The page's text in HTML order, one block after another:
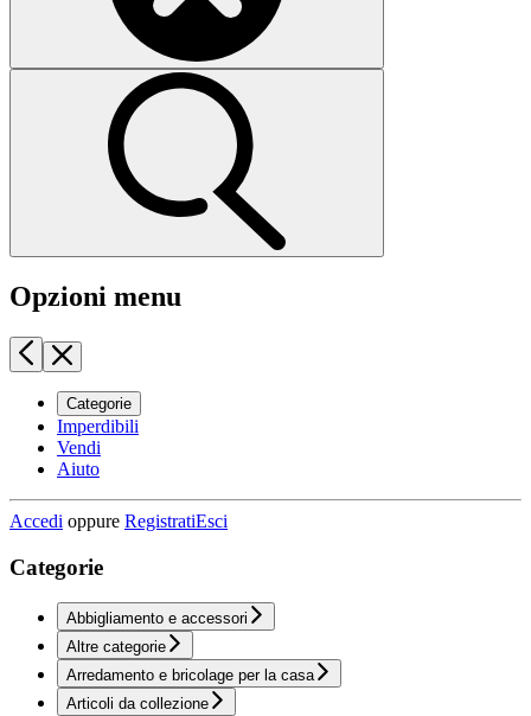
Opzioni menu
Categorie
Imperdibili
Vendi
Aiuto
Accedi oppure RegistratiEsci
Categorie
Abbigliamento e accessori
Altre categorie
Arredamento e bricolage per la casa
Articoli da collezione